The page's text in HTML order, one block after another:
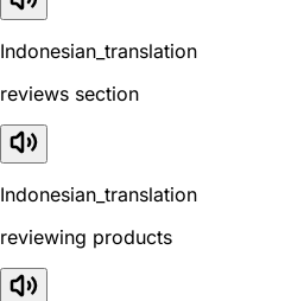
Indonesian_translation
reviews section
Indonesian_translation
reviewing products